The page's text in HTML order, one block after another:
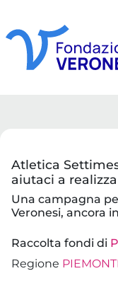
Atletica
aiutaci a
Una campagna
Veronesi, ancora
Raccolta fondi di
Regione